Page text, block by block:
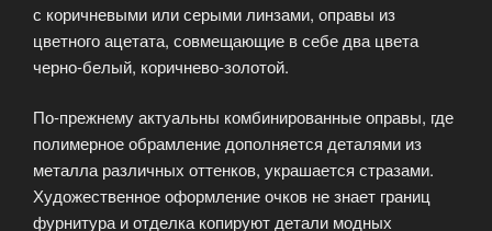
с коричневыми или серыми линзами, оправы из
цветного ацетата, совмещающие в себе два цвета
черно-белый, коричнево-золотой.
По-прежнему актуальны комбинированные оправы, где
полимерное обрамление дополняется деталями из
металла различных оттенков, украшается стразами.
Художественное оформление очков не знает границ
фурнитура и отделка копируют детали модных